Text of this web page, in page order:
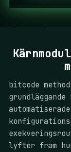
a
e
+
bitcode
grundläggande
lyfter fram